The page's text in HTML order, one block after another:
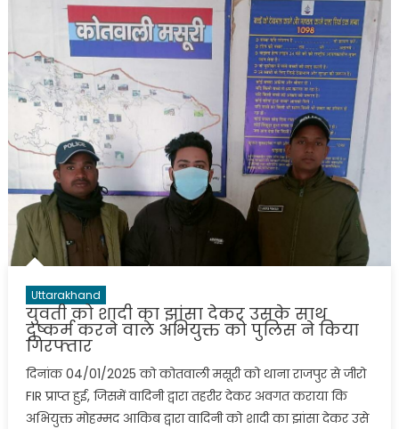
Uttarakhand
युवती को शादी का झांसा देकर उसके साथ
दुष्कर्म करने वाले अभियुक्त को पुलिस ने किया
गिरफ्तार
दिनांक 04/01/2025 को कोतवाली मसूरी को थाना राजपुर से जीरो
FIR प्राप्त हुई, जिसमें वादिनी द्वारा तहरीर देकर अवगत कराया कि
अभियुक्त मोहम्मद आकिब द्वारा वादिनी को शादी का झांसा देकर उसे